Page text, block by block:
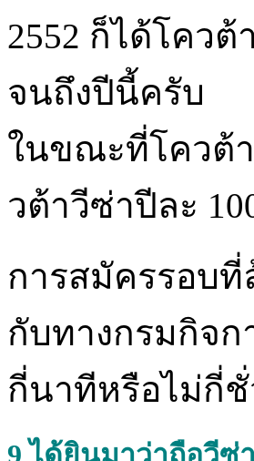
2552 ก็ได้โควต้
จนถึงปีนี้ครับ
ในขณะที่โควต้า
วต้าวีซ่าปีละ
การสมัครรอบที่
กับทางกรมกิจก
กี่นาทีหรือไม่กี่ชั่